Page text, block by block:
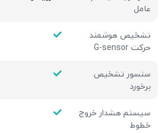
عامل
تشخیص هوشمند
حرکت G-sensor
سنسور تشخیص
برخورد
سیستم هشدار خروج
خطوط